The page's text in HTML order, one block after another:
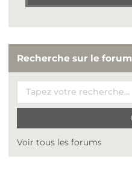
Recherche sur le forum
Voir tous les forums